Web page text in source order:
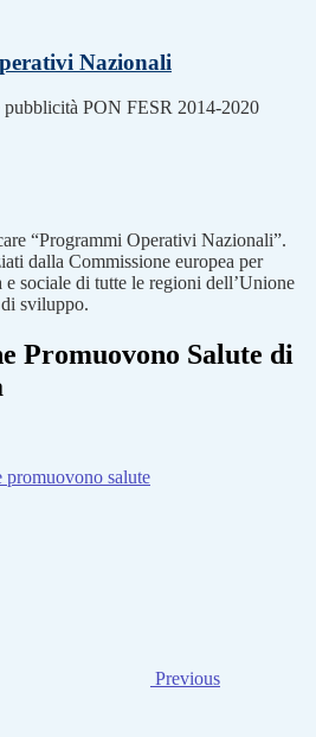
Nazionali
pubblicità PON FESR 2014-2020
“Programmi Operativi Nazionali”.
dalla Commissione europea per
sociale di tutte le regioni dell’Unione
sviluppo.
Promuovono Salute di
Previous